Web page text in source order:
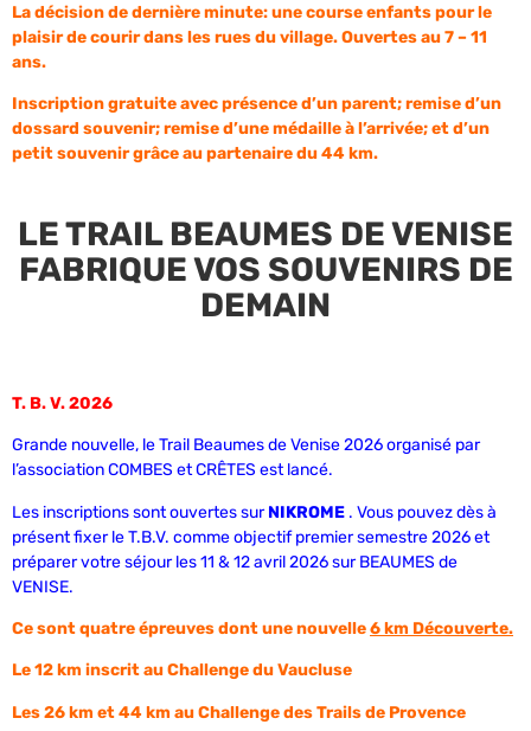
La décision de dernière minute: une course enfants pour le
plaisir de courir dans les rues du village. Ouvertes au 7 – 11
ans.
Inscription gratuite avec présence d’un parent; remise d’un
dossard souvenir; remise d’une médaille à l’arrivée; et d’un
petit souvenir grâce au partenaire du 44 km.
LE TRAIL BEAUMES DE VENISE
FABRIQUE VOS SOUVENIRS DE
DEMAIN
T. B. V. 2026
Grande nouvelle, le Trail Beaumes de Venise 2026 organisé par
l’association COMBES et CRÊTES est lancé.
Les inscriptions sont ouvertes surNIKROME . Vous pouvez dès à
présent fixer le T.B.V. comme objectif premier semestre 2026 et
préparer votre séjour les 11 & 12 avril 2026 sur BEAUMES de
VENISE.
Ce sont quatre épreuves dont une nouvelle6 km Découverte.
Le 12 km inscrit au Challenge du Vaucluse
Les 26 km et 44 km au Challenge des Trails de Provence